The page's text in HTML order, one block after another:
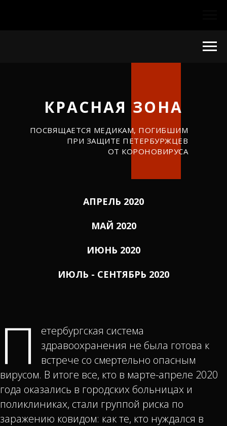
КРАСНАЯ ЗОНА
ПОСВЯЩАЕТСЯ МЕДИКАМ, ПОГИБШИМ
ПРИ ЗАЩИТЕ ПЕТЕРБУРЖЦЕВ
ОТ КОРОНОВИРУСА
АПРЕЛЬ 2020
МАЙ 2020
ИЮНЬ 2020
ИЮЛЬ - СЕНТЯБРЬ 2020
П
етербургская система
здравоохранения не была готова к
встрече со смертельно опасным
вирусом. В итоге все, кто в марте-апреле 2020
года оказались в городских больницах и
поликлиниках, стали группой риска по
заражению ковидом: как те, кто нуждался в